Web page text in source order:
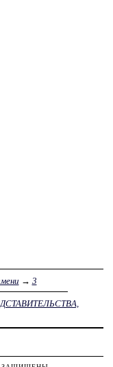
→ 3